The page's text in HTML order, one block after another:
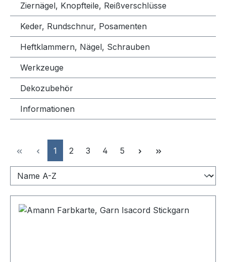
Ziernägel, Knopfteile, Reißverschlüsse
Keder, Rundschnur, Posamenten
Heftklammern, Nägel, Schrauben
Werkzeuge
Dekozubehör
Informationen
Seite
1 Seite
2 Seite
3 Seite
4 Seite
5